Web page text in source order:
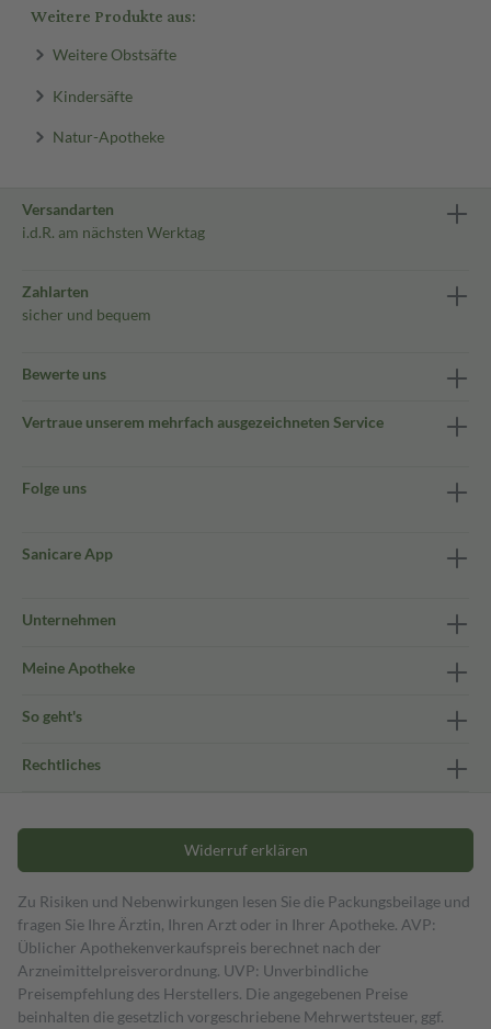
Weitere Produkte aus:
Weitere Obstsäfte
Kindersäfte
Natur-Apotheke
Versandarten
i.d.R. am nächsten Werktag
Zahlarten
sicher und bequem
Bewerte uns
Vertraue unserem mehrfach ausgezeichneten Service
Folge uns
Sanicare App
Unternehmen
Meine Apotheke
So geht's
Rechtliches
Widerruf erklären
Zu Risiken und Nebenwirkungen lesen Sie die Packungsbeilage und
fragen Sie Ihre Ärztin, Ihren Arzt oder in Ihrer Apotheke. AVP:
Üblicher Apothekenverkaufspreis berechnet nach der
Arzneimittelpreisverordnung. UVP: Unverbindliche
Preisempfehlung des Herstellers. Die angegebenen Preise
beinhalten die gesetzlich vorgeschriebene Mehrwertsteuer, ggf.